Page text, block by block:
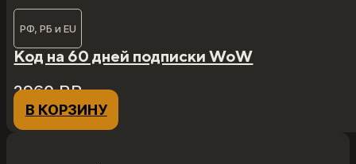
РФ, РБ и EU
Код на 60 дней подписки WoW
2960₽₽
В КОРЗИНУ